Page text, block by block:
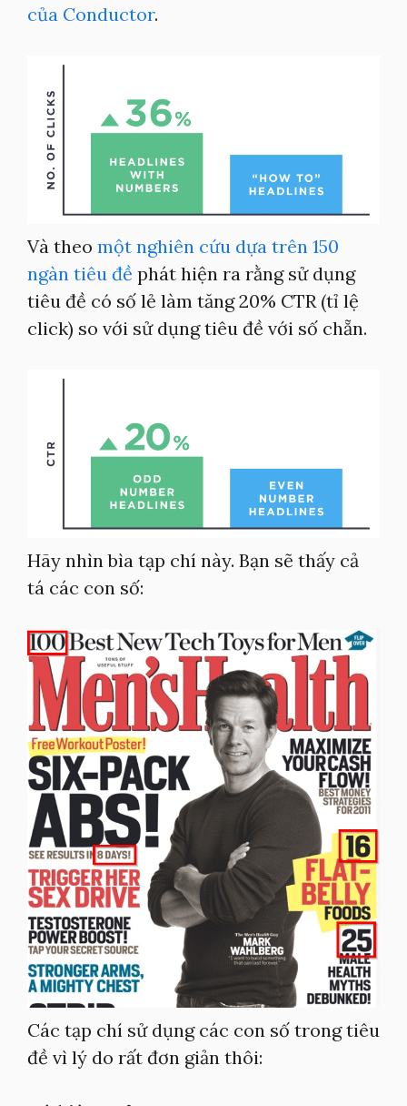
của Conductor.
Và theo một nghiên cứu dựa trên 150
ngàn tiêu đề phát hiện ra rằng sử dụng
tiêu đề có số lẻ làm tăng 20% CTR (tỉ lệ
click) so với sử dụng tiêu đề với số chẵn.
Hãy nhìn bìa tạp chí này. Bạn sẽ thấy cả
tá các con số:
Các tạp chí sử dụng các con số trong tiêu
đề vì lý do rất đơn giản thôi: